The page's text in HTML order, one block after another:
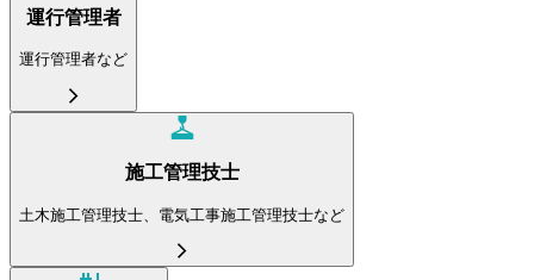
運行管理者
運行管理者など
施工管理技士
土木施工管理技士、電気工事施工管理技士など